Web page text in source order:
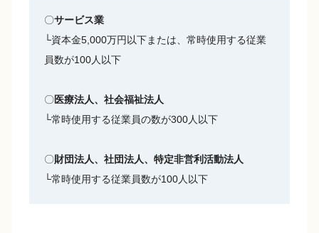
〇サービス業
└資本金5,000万円以下または、常時使用する従業
員数が100人以下
〇医療法人、社会福祉法人
└常時使用する従業員の数が300人以下
〇財団法人、社団法人、特定非営利活動法人
└常時使用する従業員数が100人以下